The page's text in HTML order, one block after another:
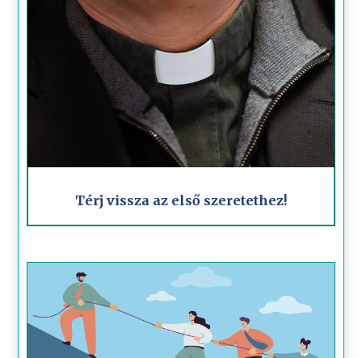
Térj vissza az első szeretethez!